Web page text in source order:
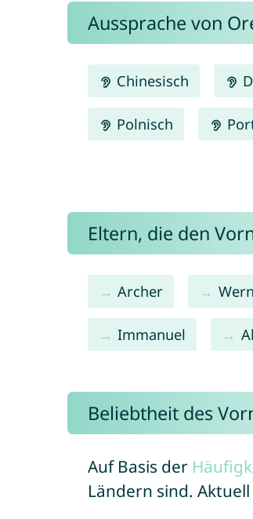
Aussprache von
Chinesisch
Polnisch
Eltern, die den
Archer
Immanuel
Beliebtheit des
Auf Basis der
Ländern sind.